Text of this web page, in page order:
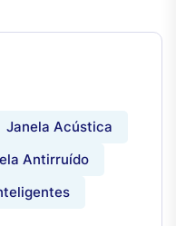
Janela Acústica
Antirruído